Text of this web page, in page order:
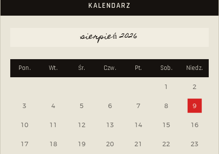
KALENDARZ
sierpień 2026
Pon. Wt. Śr. Czw. Pt. Sob. Niedz.
1 2
3 4 5 6 7 8 9
10 11 12 13 14 15 16
17 18 19 20 21 22 23